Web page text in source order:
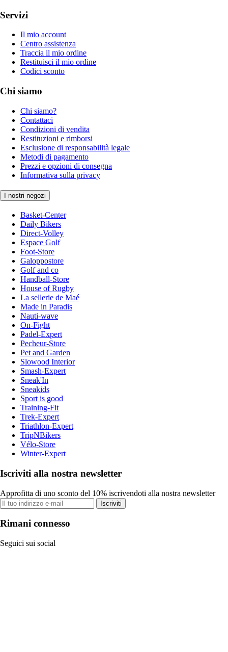
Servizi
Il mio account
Centro assistenza
Traccia il mio ordine
Restituisci il mio ordine
Codici sconto
Chi siamo
Chi siamo?
Contattaci
Condizioni di vendita
Restituzioni e rimborsi
Esclusione di responsabilità legale
Metodi di pagamento
Prezzi e opzioni di consegna
Informativa sulla privacy
I nostri negozi
Basket-Center
Daily Bikers
Direct-Volley
Espace Golf
Foot-Store
Galoppostore
Golf and co
Handball-Store
House of Rugby
La sellerie de Maé
Made in Paradis
Nauti-wave
On-Fight
Padel-Expert
Pecheur-Store
Pet and Garden
Slowood Interior
Smash-Expert
Sneak'In
Sneakids
Sport is good
Training-Fit
Trek-Expert
Triathlon-Expert
TripNBikers
Vélo-Store
Winter-Expert
Iscriviti alla nostra newsletter
Approfitta di uno sconto del 10% iscrivendoti alla nostra newsletter
Iscriviti
Rimani connesso
Seguici sui social